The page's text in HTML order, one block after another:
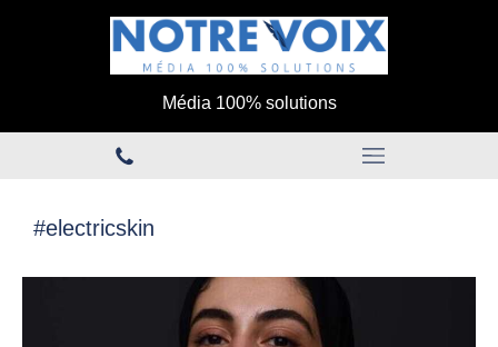
Média 100% solutions
#electricskin